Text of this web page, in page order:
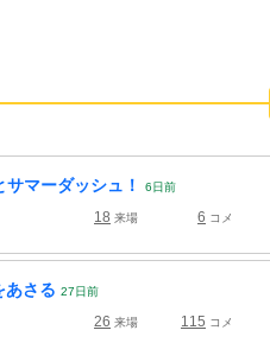
マーダッシュ！ 6日前
18 来場 6 コメ
あさる 27日前
26 来場 115 コメ